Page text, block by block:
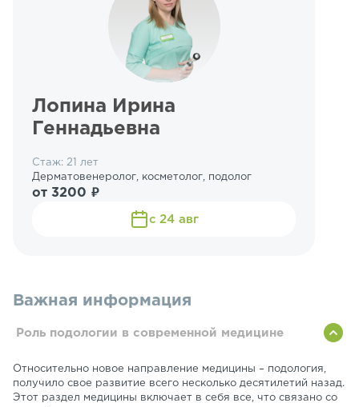
Лопина Ирина
Геннадьевна
Стаж: 21 лет
Дерматовенеролог, косметолог, подолог
от 3200 ₽
с 24 авг
Важная информация
Роль подологии в современной медицине
Относительно новое направление медицины – подология,
получило свое развитие всего несколько десятилетий назад.
Этот раздел медицины включает в себя все, что связано со